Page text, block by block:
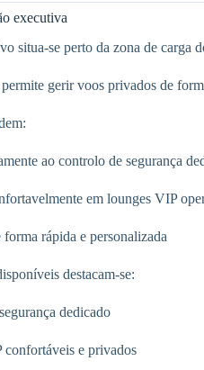
executiva
situa-se perto da zona de carga
gerir voos privados de
ao controlo de segurança
em lounges VIP
forma rápida e personalizada
destacam-se:
dedicado
confortáveis e privados